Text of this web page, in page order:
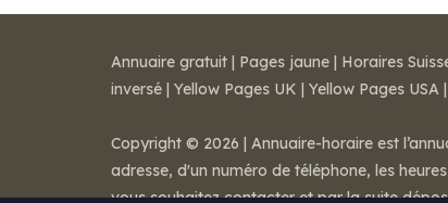
Annuaire gratuit | Pages jaune | Horaires
inversé | Yellow Pages UK | Yellow Pages USA |
Copyright © 2026 | Annuaire-horaire est
adresse, d'un numéro de téléphone, les
vous souhaitez contacter et par la suite